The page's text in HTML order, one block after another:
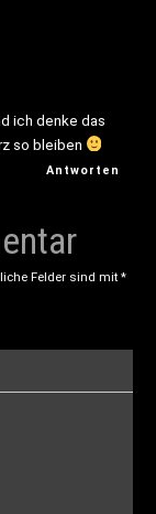
ich denke das
so bleiben
Antworten
Felder sind mit*